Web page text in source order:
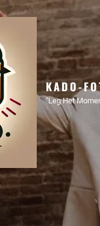
KADO-
"Leg Het